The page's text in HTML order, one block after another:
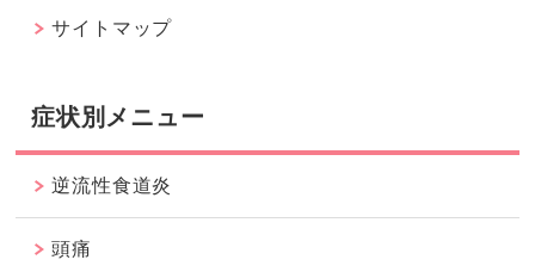
サイトマップ
症状別メニュー
逆流性食道炎
頭痛